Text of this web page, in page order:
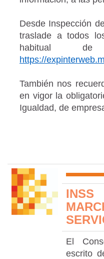
Desde Inspección
traslade a todos
habitual
https://
También nos
en vigor la
Igualdad, de
El
escrito